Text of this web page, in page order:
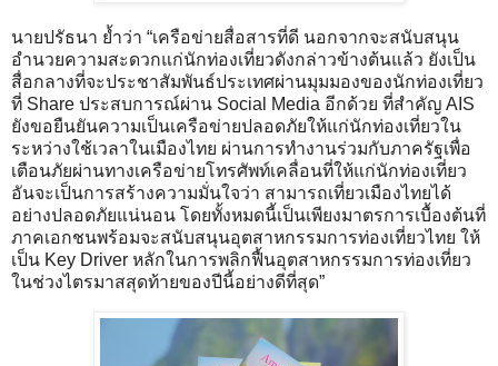
นายปรัธนา ย้ำว่า “เครือข่ายสื่อสารที่ดี นอกจากจะสนับสนุน
อำนวยความสะดวกแก่นักท่องเที่ยวดังกล่าวข้างต้นแล้ว ยังเป็น
สื่อกลางที่จะประชาสัมพันธ์ประเทศผ่านมุมมองของนักท่องเที่ยว
ที่ Share ประสบการณ์ผ่าน Social Media อีกด้วย ที่สำคัญ AIS
ยังขอยืนยันความเป็นเครือข่ายปลอดภัยให้แก่นักท่องเที่ยวใน
ระหว่างใช้เวลาในเมืองไทย ผ่านการทำงานร่วมกับภาครัฐเพื่อ
เตือนภัยผ่านทางเครือข่ายโทรศัพท์เคลื่อนที่ให้แก่นักท่องเที่ยว
อันจะเป็นการสร้างความมั่นใจว่า สามารถเที่ยวเมืองไทยได้
อย่างปลอดภัยแน่นอน โดยทั้งหมดนี้เป็นเพียงมาตรการเบื้องต้นที่
ภาคเอกชนพร้อมจะสนับสนุนอุตสาหกรรมการท่องเที่ยวไทย ให้
เป็น Key Driver หลักในการพลิกฟื้นอุตสาหกรรมการท่องเที่ยว
ในช่วงไตรมาสสุดท้ายของปีนี้อย่างดีที่สุด”